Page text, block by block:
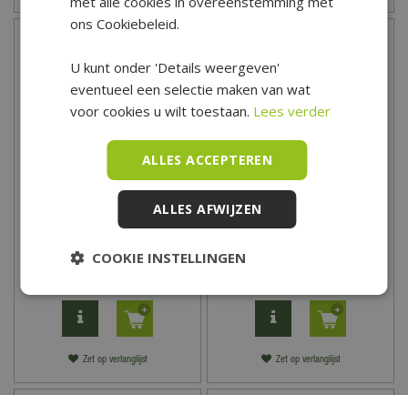
Cilinderkaars Ø8x11 cm -
Donkerblauw
Zet op verlanglijst
Spaas Rustieke
Cilinderkaars Ø8x11 cm -
Zet op verlanglijst
ons Cookiebeleid.
U kunt onder 'Details weergeven'
eventueel een selectie maken van wat
voor cookies u wilt toestaan. Lees verder
ALLES ACCEPTEREN
ALLES AFWIJZEN
COOKIE INSTELLINGEN